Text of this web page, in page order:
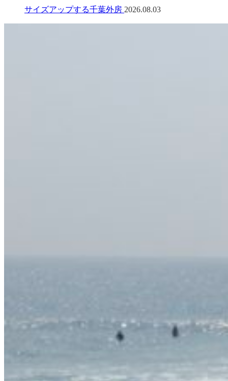
サイズアップする千葉外房 2026.08.03